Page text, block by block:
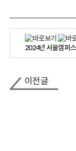
2024년 서울캠퍼
이전글